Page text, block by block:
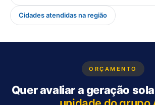
Cidades atendidas na região
ORÇAMENTO
Quer avaliar a geração